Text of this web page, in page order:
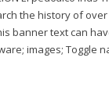
the history of
banner text can
images; Toggle